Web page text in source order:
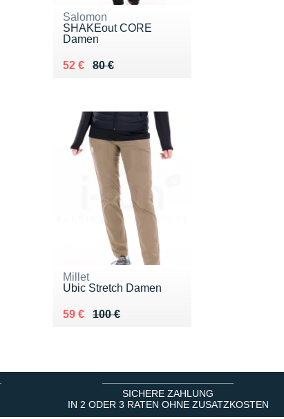
Salomon
SHAKEout CORE
Damen
80 €
Au lieu de 80 €
52 €
Vendu 52 €
Millet
Ubic Stretch Damen
100 €
Au lieu de 100 €
59 €
Vendu 59 €
SICHERE ZAHLUNG
IN 2 ODER 3 RATEN OHNE ZUSATZKOSTEN